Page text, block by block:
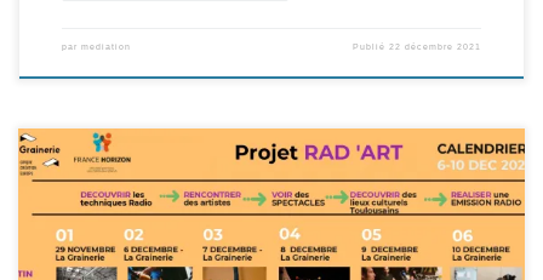
par mediation Publié22 décembre 2021
Du 6 au 10 décembre 21 se tenait la première édition du projet « RAD’Art »,
mené en partenariat avec Media Commun et France Horizon. L’idée? Faciliter